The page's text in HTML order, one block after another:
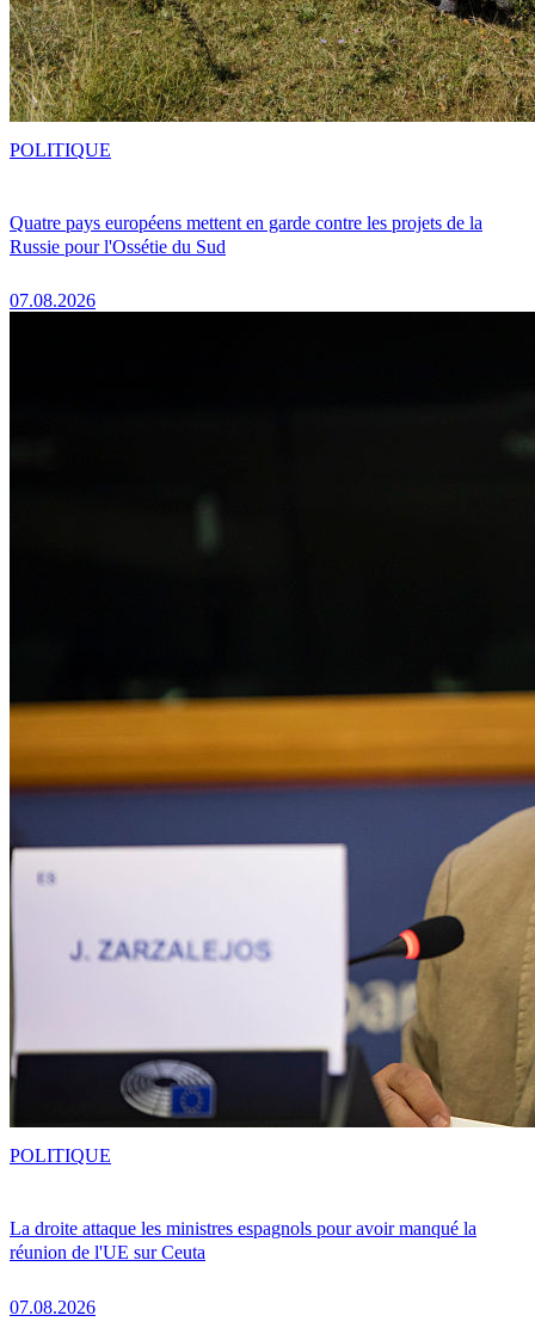
Quatre pays européens mettent en garde contre les projets de la
Russie pour l'Ossétie du Sud
07.08.2026
POLITIQUE
La droite attaque les ministres espagnols pour avoir manqué la
réunion de l'UE sur Ceuta
07.08.2026
POLITIQUE